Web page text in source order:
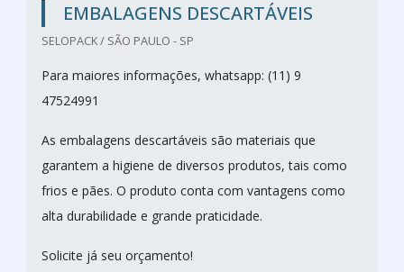
EMBALAGENS DESCARTÁVEIS
SELOPACK / SÃO PAULO - SP
Para maiores informações, whatsapp: (11) 9
47524991
As embalagens descartáveis são materiais que
garantem a higiene de diversos produtos, tais como
frios e pães. O produto conta com vantagens como
alta durabilidade e grande praticidade.
Solicite já seu orçamento!